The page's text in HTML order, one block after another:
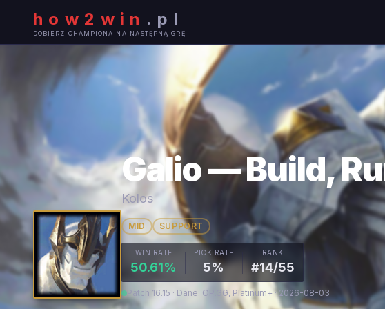
how2win . pl
DOBIERZ CHAMPIONA NA NASTĘPNĄ GRĘ
Galio — Build,
Kolos
MID SUPPORT
WIN RATE
50.61%
PICK RATE
5%
RANK
#14/55
Patch 16.15 · Dane: OP.GG, Platinum+ · 2026-08-03